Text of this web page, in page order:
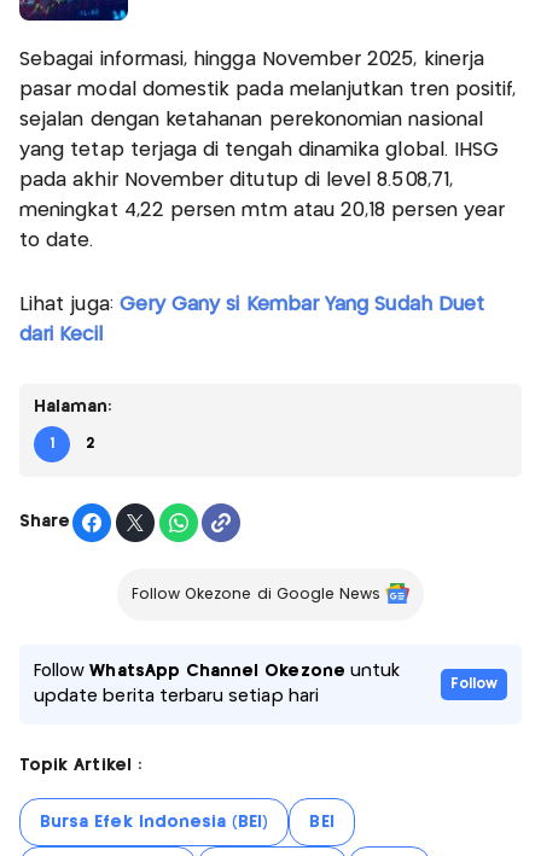
Sebagai informasi, hingga November 2025, kinerja
pasar modal domestik pada melanjutkan tren positif,
sejalan dengan ketahanan perekonomian nasional
yang tetap terjaga di tengah dinamika global. IHSG
pada akhir November ditutup di level 8.508,71,
meningkat 4,22 persen mtm atau 20,18 persen year
to date.
Lihat juga: Gery Gany si Kembar Yang Sudah Duet
dari Kecil
Halaman:
1 2
Share
Follow Okezone di Google News
FollowWhatsApp Channel Okezone untuk
update berita terbaru setiap hari
Follow
Topik Artikel :
Bursa Efek Indonesia (BEI) BEI